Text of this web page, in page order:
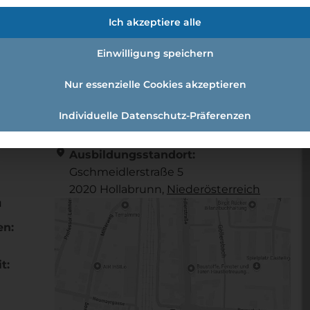
Und Ersatzteile
und Ersatzteile
location_on Ausbildungsstandort:
Gschmeidlerstraße 5
2020 Hollabrunn, Nieder­österreich
Ich akzeptiere alle
Einwilligung speichern
Nur essenzielle Cookies akzeptieren
Individuelle Datenschutz-Präferenzen